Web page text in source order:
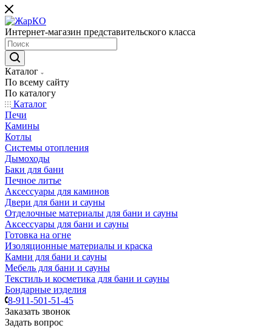
Интернет-магазин представительского класса
Каталог
По всему сайту
По каталогу
Каталог
Печи
Камины
Котлы
Системы отопления
Дымоходы
Баки для бани
Печное литье
Аксессуары для каминов
Двери для бани и сауны
Отделочные материалы для бани и сауны
Аксессуары для бани и сауны
Готовка на огне
Изоляционные материалы и краска
Камни для бани и сауны
Мебель для бани и сауны
Текстиль и косметика для бани и сауны
Бондарные изделия
8-911-501-51-45
Заказать звонок
Задать вопрос